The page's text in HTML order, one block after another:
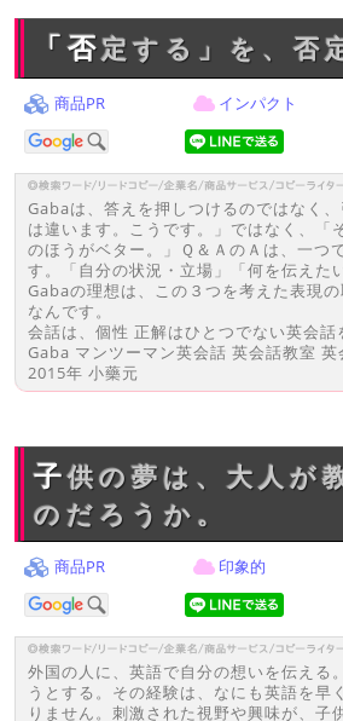
「否定する」を、否
商品PR インパクト
Gabaは、答えを押しつけるのではなく
は違います。こうです。」ではなく、「
のほうがベター。」Ｑ＆ＡのＡは、一つ
す。「自分の状況・立場」「何を伝えた
Gabaの理想は、この３つを考えた表現
なんです。
会話は、個性 正解はひとつでない英会話
Gaba マンツーマン英会話 英会話教室
2015年 小藥元
子供の夢は、大人が教えられるも
のだろうか。
商品PR 印象的
外国の人に、英語で自分の想いを伝える
うとする。その経験は、なにも英語を早
りません。刺激された視野や興味が、子